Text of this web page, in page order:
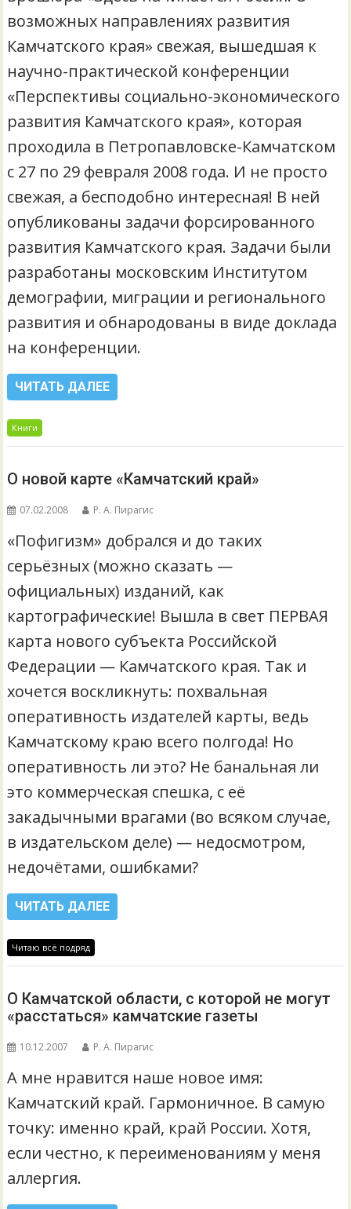
возможных направлениях развития
Камчатского края» свежая, вышедшая к
научно-практической конференции
«Перспективы социально-экономического
развития Камчатского края», которая
проходила в Петропавловске-Камчатском
с 27 по 29 февраля 2008 года. И не просто
свежая, а бесподобно интересная! В ней
опубликованы задачи форсированного
развития Камчатского края. Задачи были
разработаны московским Институтом
демографии, миграции и регионального
развития и обнародованы в виде доклада
на конференции.
ЧИТАТЬ ДАЛЕЕ
Книги
О новой карте «Камчатский край»
07.02.2008 Р. А. Пирагис
«Пофигизм» добрался и до таких
серьёзных (можно сказать —
официальных) изданий, как
картографические! Вышла в свет ПЕРВАЯ
карта нового субъекта Российской
Федерации — Камчатского края. Так и
хочется воскликнуть: похвальная
оперативность издателей карты, ведь
Камчатскому краю всего полгода! Но
оперативность ли это? Не банальная ли
это коммерческая спешка, с её
закадычными врагами (во всяком случае,
в издательском деле) — недосмотром,
недочётами, ошибками?
ЧИТАТЬ ДАЛЕЕ
Читаю всё подряд
О Камчатской области, с которой не могут
«расстаться» камчатские газеты
10.12.2007 Р. А. Пирагис
А мне нравится наше новое имя:
Камчатский край. Гармоничное. В самую
точку: именно край, край России. Хотя,
если честно, к переименованиям у меня
аллергия.